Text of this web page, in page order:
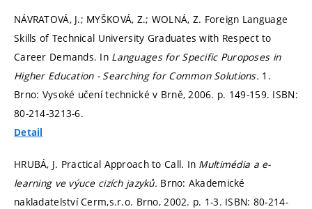
NÁVRATOVÁ, J.; MYŠKOVÁ, Z.; WOLNÁ, Z. Foreign Language
Skills of Technical University Graduates with Respect to
Career Demands. In Languages for Specific Puroposes in
Higher Education - Searching for Common Solutions. 1.
Brno: Vysoké učení technické v Brně, 2006. p. 149-159. ISBN:
80-214-3213-6.
Detail
HRUBÁ, J. Practical Approach to Call. In Multimédia a e-
learning ve výuce cizích jazyků. Brno: Akademické
nakladatelství Cerm,s.r.o. Brno, 2002. p. 1-3. ISBN: 80-214-